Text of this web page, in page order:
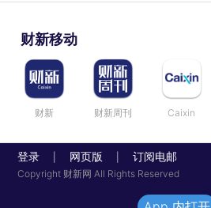
财新移动
财新 财新周刊 Caixin
登录 网页版 订阅电邮
Copyright 财新网 All Rights Reserved